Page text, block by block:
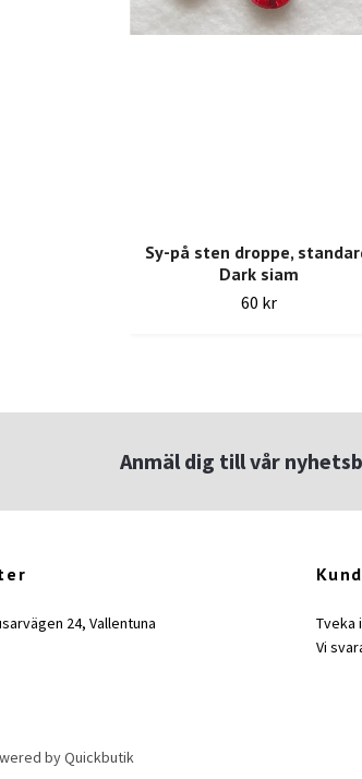
Sy-på sten droppe,
Dark siam
60 kr
Anmäl dig till vår
24, Vallentuna
Tveka
Vi
by Quickbutik